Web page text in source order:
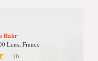
Bakr
Lens, France
(1)